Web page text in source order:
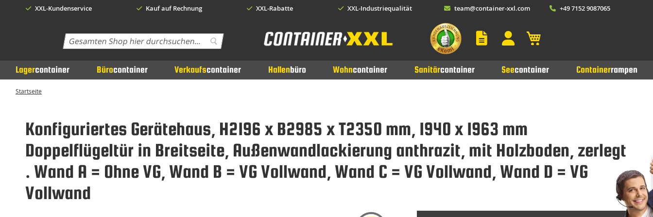
XXL-Kundenservice Kauf auf Rechnung XXL-Rabatte XXL-Industriequalität team@container-xxl.com +49 7152 9087065
Search
Lagercontainer Bürocontainer Verkaufscontainer Hallenbüro Wohncontainer Sanitärcontainer Seecontainer Containerrampen
Startseite
Konfiguriertes Gerätehaus, H2196 x B2985 x T2350 mm, 1940 x 1963 mm
Doppelflügeltür in Breitseite, Außenwandlackierung anthrazit, mit Holzboden, zerlegt
. Wand A = Ohne VG, Wand B = VG Vollwand, Wand C = VG Vollwand, Wand D = VG
Vollwand